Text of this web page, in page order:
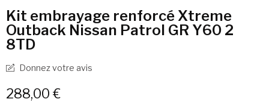
Kit embrayage renforcé Xtreme
Outback Nissan Patrol GR Y60 2
8TD
Donnez votre avis
288,00 €